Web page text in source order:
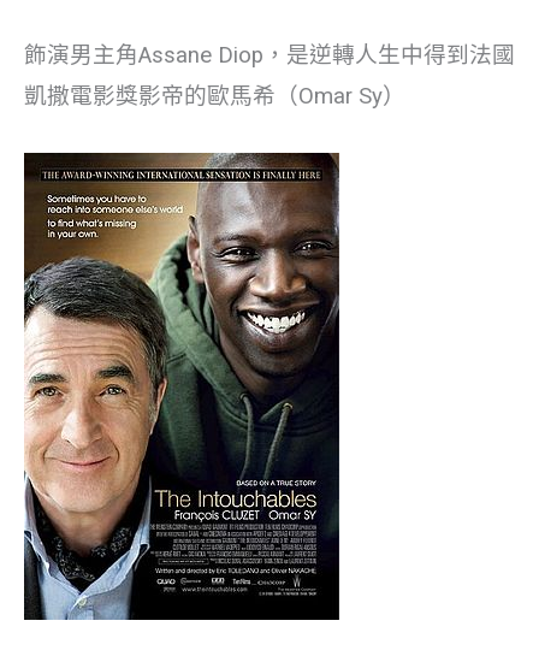
飾演男主角Assane Diop，是逆轉人生中得到法國
凱撒電影獎影帝的歐馬希（Omar Sy）